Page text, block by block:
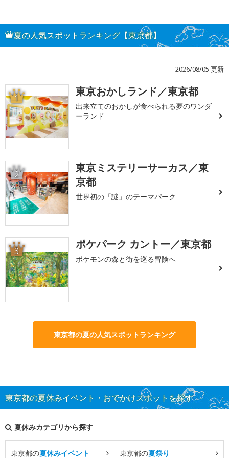
夏の人気スポットランキング【東京都】
2026/08/05 更新
1 東京おかしランド／東京都
出来立てのおかしが食べられる夢のワンダ
ーランド
2
東京ミステリーサーカス／東
京都
世界初の「謎」のテーマパーク
3 ポケパーク カントー／東京都
ポケモンの森と街を巡る冒険へ
東京都の夏の人気スポットランキング
東京都の夏休みイベント・おでかけスポットを探す
夏休みカテゴリから探す
東京都の夏休みイベント 東京都の夏祭り